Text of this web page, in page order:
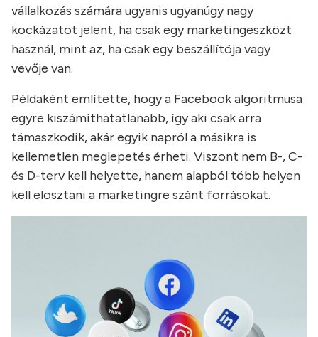
vállalkozás számára ugyanis ugyanúgy nagy
kockázatot jelent, ha csak egy marketingeszközt
használ, mint az, ha csak egy beszállítója vagy
vevője van.
Példaként említette, hogy a Facebook algoritmusa
egyre kiszámíthatatlanabb, így aki csak arra
támaszkodik, akár egyik napról a másikra is
kellemetlen meglepetés érheti. Viszont nem B-, C-
és D-terv kell helyette, hanem alapból több helyen
kell elosztani a marketingre szánt forrásokat.